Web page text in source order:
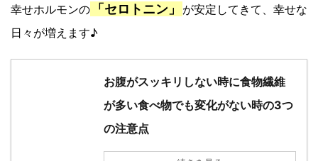
幸せホルモンの 「セロトニン」
が安定してきて、幸せな
日々が増えます♪
お腹がスッキリしない時に食物繊維
が多い食べ物でも変化がない時の3つ
の注意点